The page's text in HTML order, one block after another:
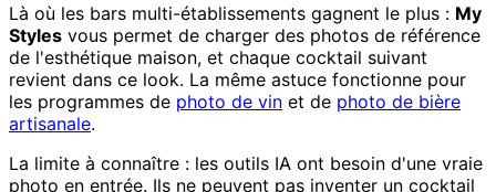
Là où les bars multi-établissements gagnent le plus : My
Styles vous permet de charger des photos de référence
de l'esthétique maison, et chaque cocktail suivant
revient dans ce look. La même astuce fonctionne pour
les programmes de photo de vin et de photo de bière
artisanale.
La limite à connaître : les outils IA ont besoin d'une vraie
photo en entrée. Ils ne peuvent pas inventer un cocktail